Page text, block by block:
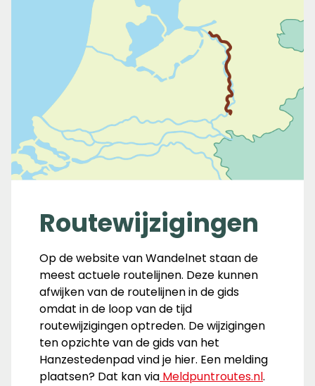
Routewijzigingen
Op de website van Wandelnet staan de
meest actuele routelijnen. Deze kunnen
afwijken van de routelijnen in de gids
omdat in de loop van de tijd
routewijzigingen optreden. De wijzigingen
ten opzichte van de gids van het
Hanzestedenpad vind je hier. Een melding
plaatsen? Dat kan via Meldpuntroutes.nl.